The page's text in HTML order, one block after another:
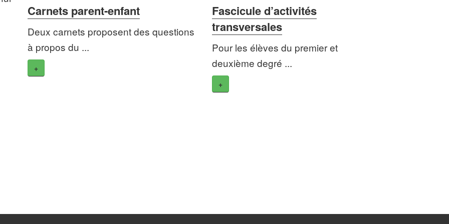
Carnets parent-enfant
Deux carnets proposent des questions
à propos du ...
+
Fascicule d’activités
transversales
Pour les élèves du premier et
deuxième degré ...
+